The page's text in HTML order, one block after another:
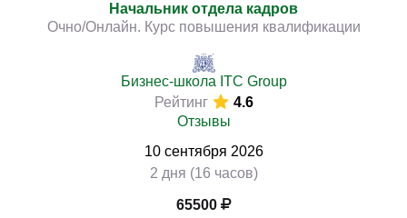
Начальник отдела кадров
Очно/Онлайн. Курс повышения квалификации
Бизнес-школа ITC Group
Рейтинг
4.6
Отзывы
10 сентября 2026
2 дня (16 часов)
65500